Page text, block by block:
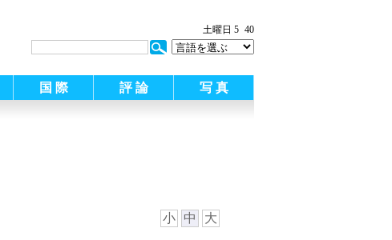
土曜日 5 40
国 際 評 論 写 真
小 中 大